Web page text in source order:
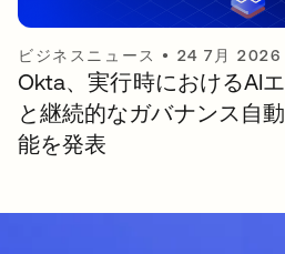
ビジネスニュース • 24 7月 2026
Okta、実行時におけるAI
と継続的なガバナンス自
能を発表